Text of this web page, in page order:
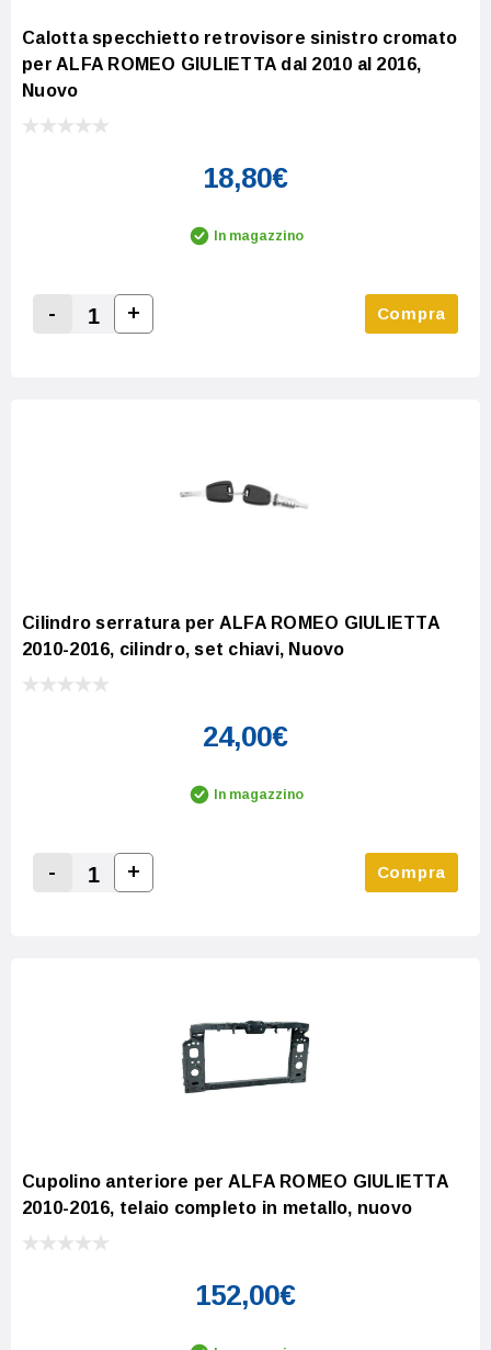
Calotta specchietto retrovisore sinistro cromato
per ALFA ROMEO GIULIETTA dal 2010 al 2016,
Nuovo
18,80€
In magazzino
Decrease Quantity:
-
Increase Quantity:
+ Compra
Cilindro serratura per ALFA ROMEO GIULIETTA
2010-2016, cilindro, set chiavi, Nuovo
24,00€
In magazzino
Decrease Quantity:
-
Increase Quantity:
+ Compra
Cupolino anteriore per ALFA ROMEO GIULIETTA
2010-2016, telaio completo in metallo, nuovo
152,00€